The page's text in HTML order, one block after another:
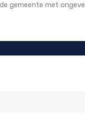
gemeente met